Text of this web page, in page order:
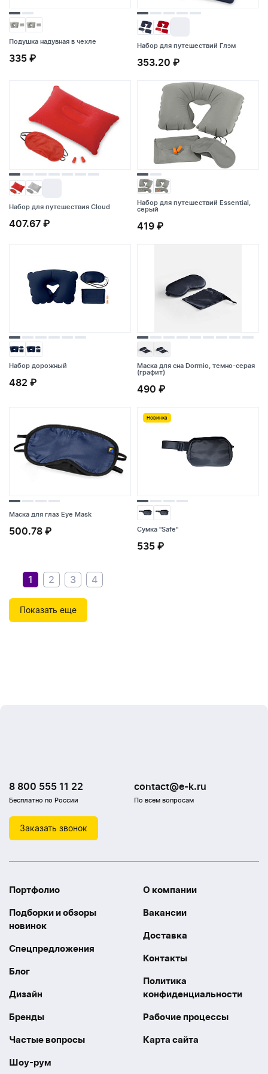
Подушка надувная в чехле
335 ₽
Подушка надувная в чехле
335 ₽
Набор для путешествий Глэм
353.20 ₽
Набор для путешествий Глэм
Набор для путешествия Cloud
407.67 ₽
Набор для путешествия Cloud
407.67 ₽
Набор для путешествий Essential,
серый
419 ₽
Набор для путешествий Essential,
серый
419 ₽
Набор дорожный
482 ₽
Набор дорожный
482 ₽
Маска для сна Dormio, темно-серая
(графит)
490 ₽
Маска для сна Dormio, темно-серая
(графит)
490 ₽
Маска для глаз Eye Mask
500.78 ₽
Маска для глаз Eye Mask
Новинка
Сумка "Safe"
535 ₽
Новинка
Сумка "Safe"
535 ₽
1 2 3 4
Показать еще
8 800 555 11 22
Бесплатно по России
contact@e-k.ru
По всем вопросам
Заказать звонок
Портфолио
Подборки и обзоры
новинок
Спецпредложения
Блог
Дизайн
Бренды
Частые вопросы
Шоу-рум
О компании
Вакансии
Доставка
Контакты
Политика
конфиденциальности
Рабочие процессы
Карта сайта